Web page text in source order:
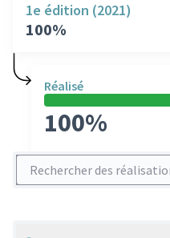
1e édition (2021)
100%
Réalisé
100%
Rechercher des réalisations